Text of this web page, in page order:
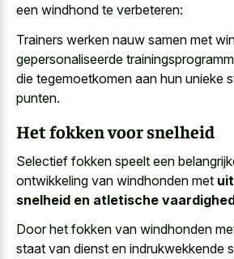
een windhond te verbeteren:
Trainers werken nauw samen met
gepersonaliseerde
die tegemoetkomen aan hun unieke
punten.
Het fokken voor snelheid
Selectief fokken speelt een
ontwikkeling van windhonden met
snelheid en atletische
Door het fokken van windhonden
staat van dienst en indrukwekkende